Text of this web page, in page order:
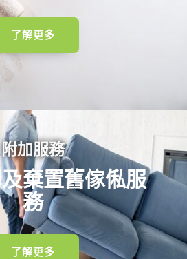
了解更多
附加服務
及棄置舊傢俬服
務
了解更多